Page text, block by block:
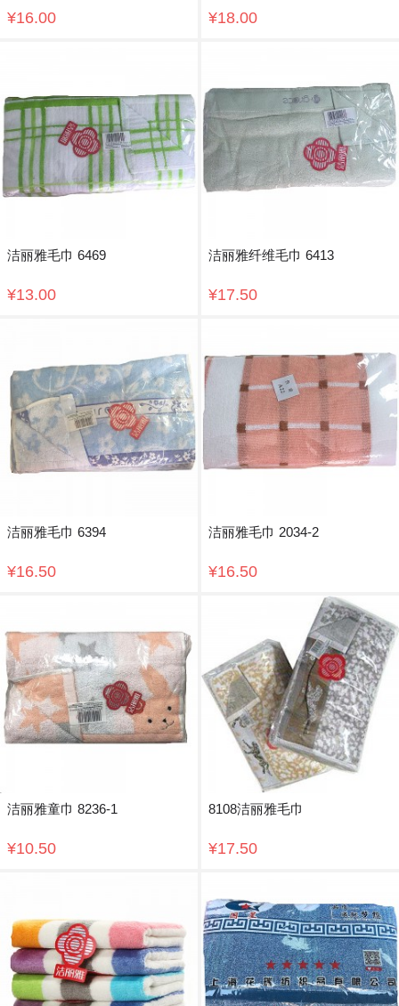
¥16.00 ¥18.00
洁丽雅毛巾 6469
¥13.00
洁丽雅纤维毛巾 6413
¥17.50
洁丽雅毛巾 6394
¥16.50
洁丽雅毛巾 2034-2
¥16.50
洁丽雅童巾 8236-1
¥10.50
8108洁丽雅毛巾
¥17.50